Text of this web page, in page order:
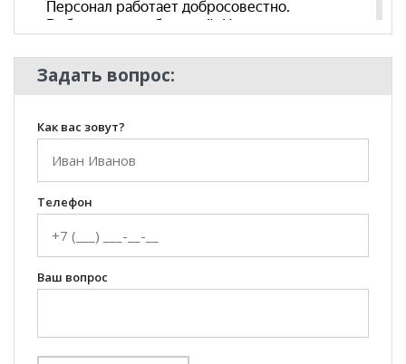
Задать вопрос:
Как вас зовут?
Телефон
Ваш вопрос